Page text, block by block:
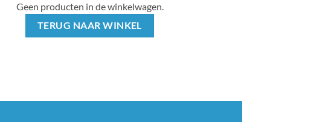
Geen producten in de winkelwagen.
TERUG NAAR WINKEL